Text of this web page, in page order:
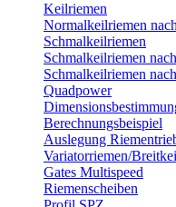
Keilriemen
Normalkeilriemen
Schmalkeilriemen
Schmalkeilriemen
Schmalkeilriemen
Quadpower
Berechnungsbeispiel
Auslegung
Variatorriemen/
Gates Multispeed
Riemenscheiben